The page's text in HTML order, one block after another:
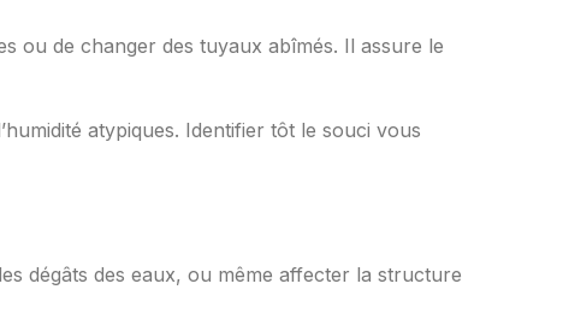
ou de changer des tuyaux abîmés. Il assure le
atypiques. Identifier tôt le souci vous
dégâts des eaux, ou même affecter la structure